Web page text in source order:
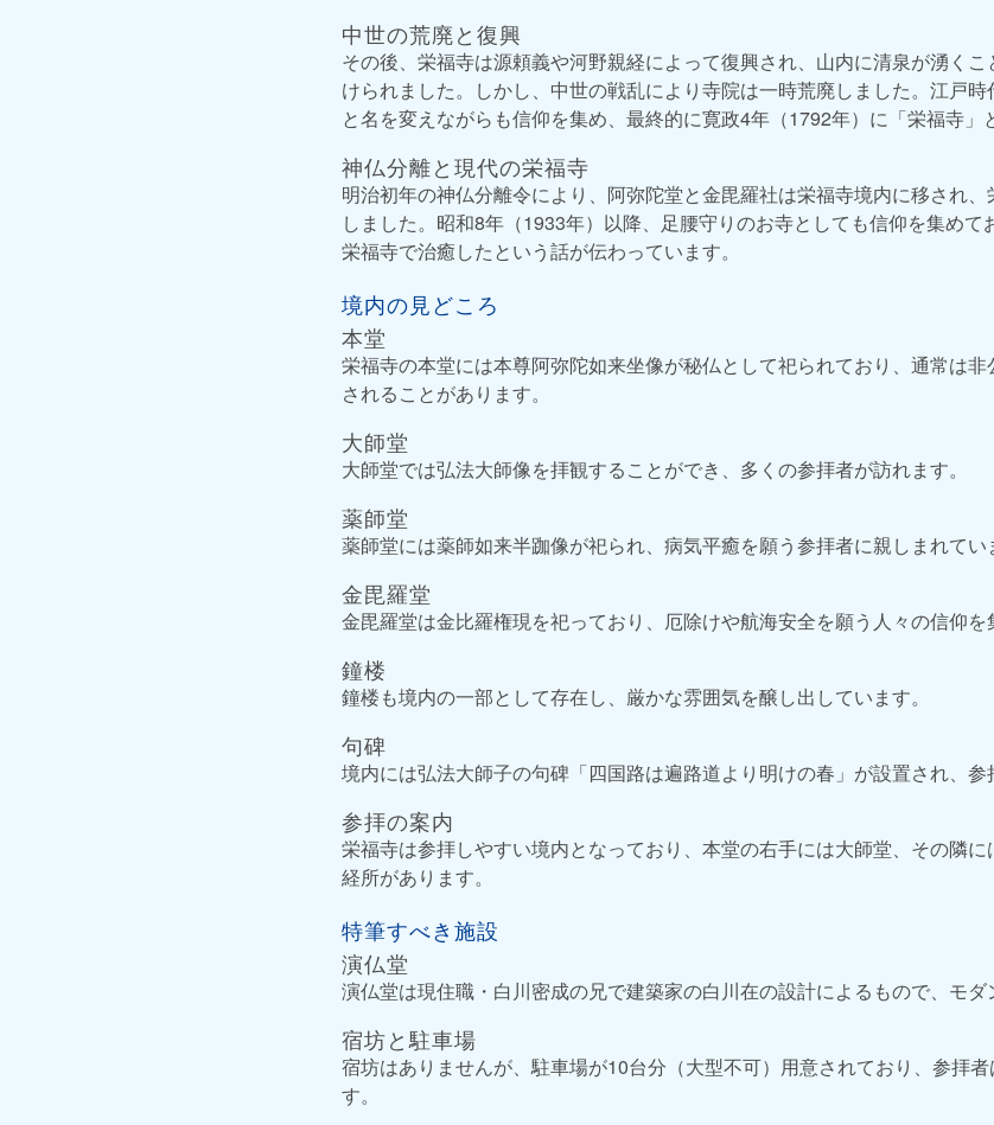
中世の荒廃と復興
その後、栄福寺は源頼義や河野親経によって復興され、山内に清泉が湧く
けられました。しかし、中世の戦乱により寺院は一時荒廃しました。江戸時
と名を変えながらも信仰を集め、最終的に寛政4年（1792年）に「栄福寺」
神仏分離と現代の栄福寺
明治初年の神仏分離令により、阿弥陀堂と金毘羅社は栄福寺境内に移され
しました。昭和8年（1933年）以降、足腰守りのお寺としても信仰を集め
栄福寺で治癒したという話が伝わっています。
境内の見どころ
本堂
栄福寺の本堂には本尊阿弥陀如来坐像が秘仏として祀られており、通常は
されることがあります。
大師堂
大師堂では弘法大師像を拝観することができ、多くの参拝者が訪れます。
薬師堂
薬師堂には薬師如来半跏像が祀られ、病気平癒を願う参拝者に親しまれてい
金毘羅堂
金毘羅堂は金比羅権現を祀っており、厄除けや航海安全を願う人々の信仰を
鐘楼
鐘楼も境内の一部として存在し、厳かな雰囲気を醸し出しています。
句碑
境内には弘法大師子の句碑「四国路は遍路道より明けの春」が設置され、参
参拝の案内
栄福寺は参拝しやすい境内となっており、本堂の右手には大師堂、その隣
経所があります。
特筆すべき施設
演仏堂
演仏堂は現住職・白川密成の兄で建築家の白川在の設計によるもので、モダ
宿坊と駐車場
宿坊はありませんが、駐車場が10台分（大型不可）用意されており、参拝
す。